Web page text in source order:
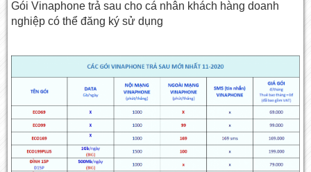
Gói Vinaphone trả sau cho cá nhân khách hàng doanh
nghiệp có thể đăng ký sử dụng